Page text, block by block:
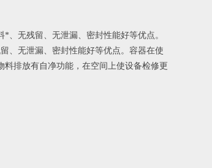
、无残留、无泄漏、密封性能好等优点。
、无泄漏、密封性能好等优点。容器在使
排放有自净功能，在空间上使设备检修更